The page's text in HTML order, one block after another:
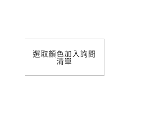
選取顏色加入詢問
清單